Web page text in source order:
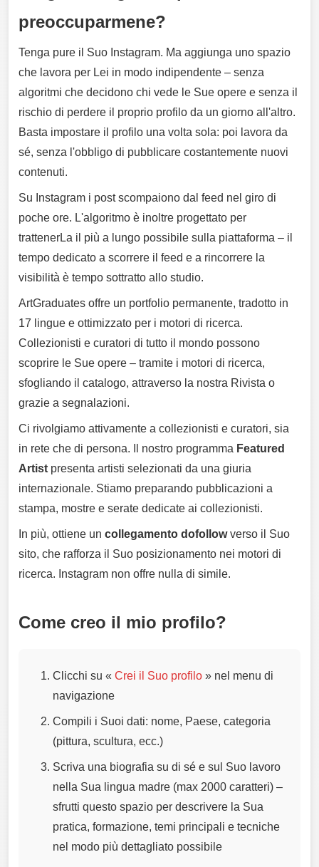
preoccuparmene?
Tenga pure il Suo Instagram. Ma aggiunga uno spazio
che lavora per Lei in modo indipendente – senza
algoritmi che decidono chi vede le Sue opere e senza il
rischio di perdere il proprio profilo da un giorno all'altro.
Basta impostare il profilo una volta sola: poi lavora da
sé, senza l'obbligo di pubblicare costantemente nuovi
contenuti.
Su Instagram i post scompaiono dal feed nel giro di
poche ore. L'algoritmo è inoltre progettato per
trattenerLa il più a lungo possibile sulla piattaforma – il
tempo dedicato a scorrere il feed e a rincorrere la
visibilità è tempo sottratto allo studio.
ArtGraduates offre un portfolio permanente, tradotto in
17 lingue e ottimizzato per i motori di ricerca.
Collezionisti e curatori di tutto il mondo possono
scoprire le Sue opere – tramite i motori di ricerca,
sfogliando il catalogo, attraverso la nostra Rivista o
grazie a segnalazioni.
Ci rivolgiamo attivamente a collezionisti e curatori, sia
in rete che di persona. Il nostro programma Featured
Artist presenta artisti selezionati da una giuria
internazionale. Stiamo preparando pubblicazioni a
stampa, mostre e serate dedicate ai collezionisti.
In più, ottiene un collegamento dofollowverso il Suo
sito, che rafforza il Suo posizionamento nei motori di
ricerca. Instagram non offre nulla di simile.
Come creo il mio profilo?
Clicchi su « Crei il Suo profilo » nel menu di
navigazione
Compili i Suoi dati: nome, Paese, categoria
(pittura, scultura, ecc.)
Scriva una biografia su di sé e sul Suo lavoro
nella Sua lingua madre (max 2000 caratteri) –
sfrutti questo spazio per descrivere la Sua
pratica, formazione, temi principali e tecniche
nel modo più dettagliato possibile